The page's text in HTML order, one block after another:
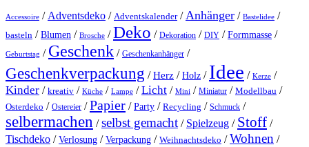
Accessoire / Adventsdeko / Adventskalender/Anhänger / Bastelidee /
basteln /Blumen / Brosche /Deko / Dekoration / DIY /Formmasse /
Geburtstag / Geschenk / Geschenkanhänger /
Geschenkverpackung /Herz /Holz / Idee / Kerze /
Kinder / kreativ / Küche / Lampe /Licht / Mini / Miniatur / Modellbau /
Osterdeko / Ostereier /Papier /Party / Recycling / Schmuck /
selbermachen /selbst gemacht / Spielzeug / Stoff /
Tischdeko /Verlosung /Verpackung / Weihnachtsdeko /Wohnen /